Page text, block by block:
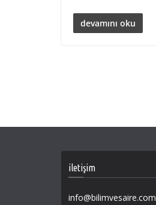
devamını oku
iletişim
info@bilimvesaire.com